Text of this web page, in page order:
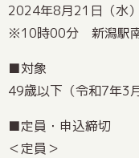
2024年8月21日（水
※10時00分 新潟駅
■対象
49歳以下（令和7年3
■定員・申込締切
＜定員＞